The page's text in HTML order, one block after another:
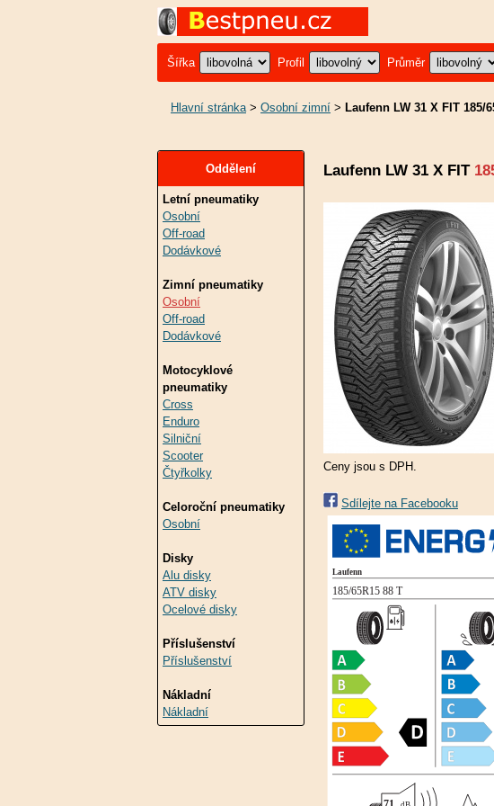
Šířka Profil Průměr
Hlavní stránka> Osobní zimní > Laufenn LW 31 X FIT 185/
Oddělení
Letní pneumatiky
Osobní
Off-road
Dodávkové
Zimní pneumatiky
Osobní
Off-road
Dodávkové
Motocyklové
pneumatiky
Cross
Enduro
Silniční
Scooter
Čtyřkolky
Celoroční pneumatiky
Osobní
Disky
Alu disky
ATV disky
Ocelové disky
Příslušenství
Příslušenství
Nákladní
Nákladní
Laufenn LW 31 X FIT
Ceny jsou s DPH.
Sdílejte na Facebooku